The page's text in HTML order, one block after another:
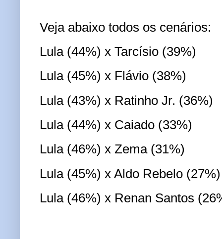
Veja abaixo todos os cenários:
Lula (44%) x Tarcísio (39%)
Lula (45%) x Flávio (38%)
Lula (43%) x Ratinho Jr. (36%)
Lula (44%) x Caiado (33%)
Lula (46%) x Zema (31%)
Lula (45%) x Aldo Rebelo (27%)
Lula (46%) x Renan Santos